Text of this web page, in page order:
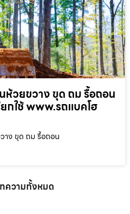
ห้วยขวาง ขุด ถม รื้อถอน
ยกใช้ www.รถแบคโฮ
าง ขุด ถม รื้อถอน
ความทั้งหมด